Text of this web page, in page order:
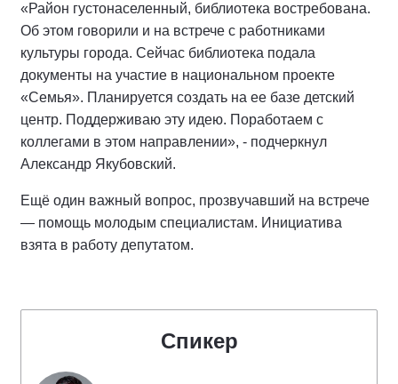
«Район густонаселенный, библиотека востребована.
Об этом говорили и на встрече с работниками
культуры города. Сейчас библиотека подала
документы на участие в национальном проекте
«Семья». Планируется создать на ее базе детский
центр. Поддерживаю эту идею. Поработаем с
коллегами в этом направлении», - подчеркнул
Александр Якубовский.
Ещё один важный вопрос, прозвучавший на встрече
— помощь молодым специалистам. Инициатива
взята в работу депутатом.
Спикер